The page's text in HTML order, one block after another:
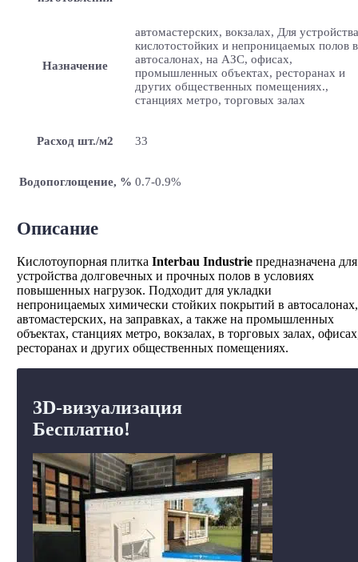
Назначение
автомастерских, вокзалах, Для устройства
кислотостойких и непроницаемых полов в
автосалонах, на АЗС, офисах,
промышленных объектах, ресторанах и
других общественных помещениях.,
станциях метро, торговых залах
Расход шт./м2 33
Водопоглощение, % 0.7-0.9%
Описание
Кислотоупорная плитка Interbau Industrieпредназначена для
устройства долговечных и прочных полов в условиях
повышенных нагрузок. Подходит для укладки
непроницаемых химически стойких покрытий в автосалонах,
автомастерских, на заправках, а также на промышленных
объектах, станциях метро, вокзалах, в торговых залах,
ресторанах и других общественных помещениях.
3D-визуализация
Бесплатно!